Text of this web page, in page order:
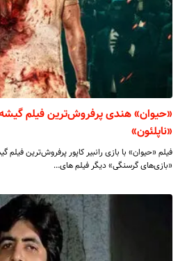
«حیوان» هندی پرفروش‌ترین فیلم
«ناپلئون»
فیلم «حیوان» با بازی رانبیر کاپور پرفروش‌ترین
«بازی‌های گرسنگی» دیگر فیلم های…